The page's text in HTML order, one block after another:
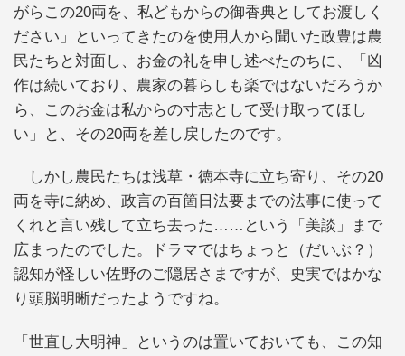
がらこの20両を、私どもからの御香典としてお渡しく
ださい」といってきたのを使用人から聞いた政豊は農
民たちと対面し、お金の礼を申し述べたのちに、「凶
作は続いており、農家の暮らしも楽ではないだろうか
ら、このお金は私からの寸志として受け取ってほし
い」と、その20両を差し戻したのです。
しかし農民たちは浅草・徳本寺に立ち寄り、その20
両を寺に納め、政言の百箇日法要までの法事に使って
くれと言い残して立ち去った……という「美談」まで
広まったのでした。ドラマではちょっと（だいぶ？）
認知が怪しい佐野のご隠居さまですが、史実ではかな
り頭脳明晰だったようですね。
「世直し大明神」というのは置いておいても、この知